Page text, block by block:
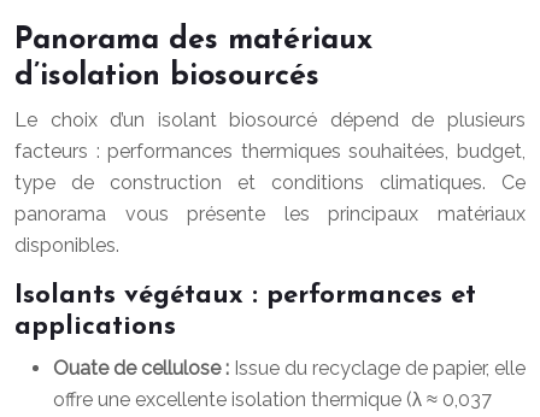
Panorama des matériaux
d’isolation biosourcés
Le choix d’un isolant biosourcé dépend de plusieurs
facteurs : performances thermiques souhaitées, budget,
type de construction et conditions climatiques. Ce
panorama vous présente les principaux matériaux
disponibles.
Isolants végétaux : performances et
applications
Ouate de cellulose : Issue du recyclage de papier, elle
offre une excellente isolation thermique (λ ≈ 0,037